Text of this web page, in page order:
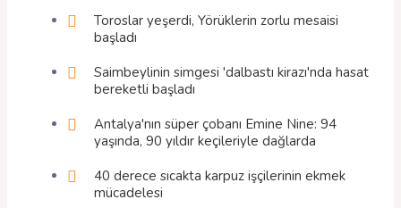
Toroslar yeşerdi, Yörüklerin zorlu mesaisi
başladı
Saimbeylinin simgesi 'dalbastı kirazı'nda hasat
bereketli başladı
Antalya'nın süper çobanı Emine Nine: 94
yaşında, 90 yıldır keçileriyle dağlarda
40 derece sıcakta karpuz işçilerinin ekmek
mücadelesi